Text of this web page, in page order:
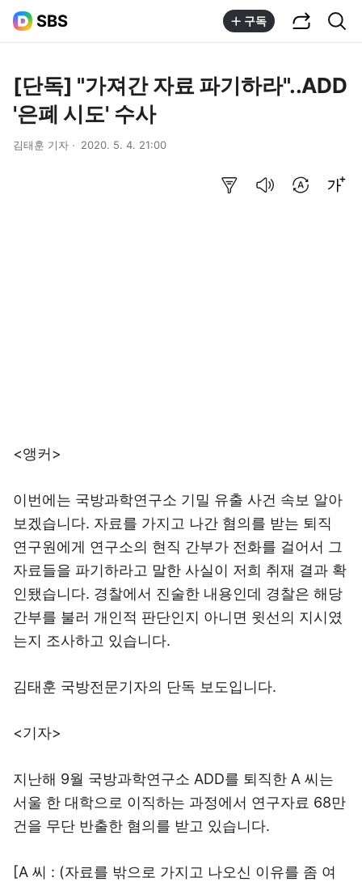
SBS 구독
[단독] "가져간 자료 파기하라"..ADD
'은폐 시도' 수사
김태훈 기자 2020. 5. 4. 21:00
<앵커>
이번에는 국방과학연구소 기밀 유출 사건 속보 알아
보겠습니다. 자료를 가지고 나간 혐의를 받는 퇴직
연구원에게 연구소의 현직 간부가 전화를 걸어서 그
자료들을 파기하라고 말한 사실이 저희 취재 결과 확
인됐습니다. 경찰에서 진술한 내용인데 경찰은 해당
간부를 불러 개인적 판단인지 아니면 윗선의 지시였
는지 조사하고 있습니다.
김태훈 국방전문기자의 단독 보도입니다.
<기자>
지난해 9월 국방과학연구소 ADD를 퇴직한 A 씨는
서울 한 대학으로 이직하는 과정에서 연구자료 68만
건을 무단 반출한 혐의를 받고 있습니다.
[A 씨 : (자료를 밖으로 가지고 나오신 이유를 좀 여